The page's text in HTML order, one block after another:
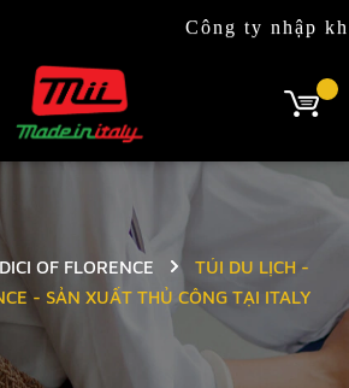
Công ty nhập khẩu &
OF FLORENCE
TÚI DU LỊCH -
- SẢN XUẤT THỦ CÔNG TẠI ITALY